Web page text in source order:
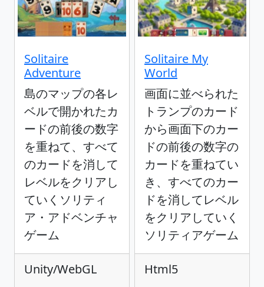
Solitaire
Adventure
島のマップの各レ
ベルで開かれたカ
ードの前後の数字
を重ねて、すべて
のカードを消して
レベルをクリアし
ていくソリティ
ア・アドベンチャ
ゲーム
Unity/WebGL
Solitaire My
World
画面に並べられた
トランプのカード
から画面下のカー
ドの前後の数字の
カードを重ねてい
き、すべてのカー
ドを消してレベル
をクリアしていく
ソリティアゲーム
Html5